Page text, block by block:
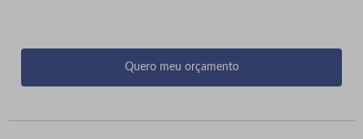
Quero meu orçamento